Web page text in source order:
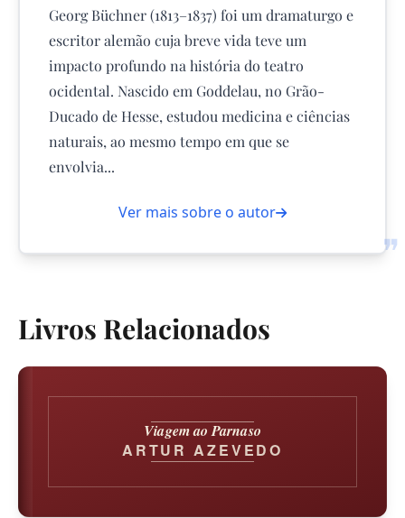
❞
Georg Büchner (1813–1837) foi um dramaturgo e
escritor alemão cuja breve vida teve um
impacto profundo na história do teatro
ocidental. Nascido em Goddelau, no Grão-
Ducado de Hesse, estudou medicina e ciências
naturais, ao mesmo tempo em que se
envolvia...
Ver mais sobre o autor
Livros Relacionados
Viagem ao Parnaso
ARTUR AZEVEDO